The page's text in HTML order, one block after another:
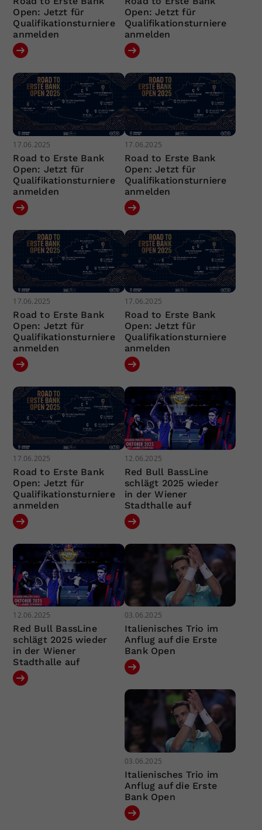
Open: Jetzt für
Qualifikationsturniere
anmelden
Open: Jetzt für
Qualifikationsturniere
anmelden
17.06.2025
Road to Erste Bank
Open: Jetzt für
Qualifikationsturniere
anmelden
17.06.2025
Road to Erste Bank
Open: Jetzt für
Qualifikationsturniere
anmelden
17.06.2025
Road to Erste Bank
Open: Jetzt für
Qualifikationsturniere
anmelden
17.06.2025
Road to Erste Bank
Open: Jetzt für
Qualifikationsturniere
anmelden
17.06.2025
Road to Erste Bank
Open: Jetzt für
Qualifikationsturniere
anmelden
12.06.2025
Red Bull BassLine
schlägt 2025 wieder
in der Wiener
Stadthalle auf
12.06.2025
Red Bull BassLine
schlägt 2025 wieder
in der Wiener
Stadthalle auf
03.06.2025
Italienisches Trio im
Anflug auf die Erste
Bank Open
03.06.2025
Italienisches Trio im
Anflug auf die Erste
Bank Open